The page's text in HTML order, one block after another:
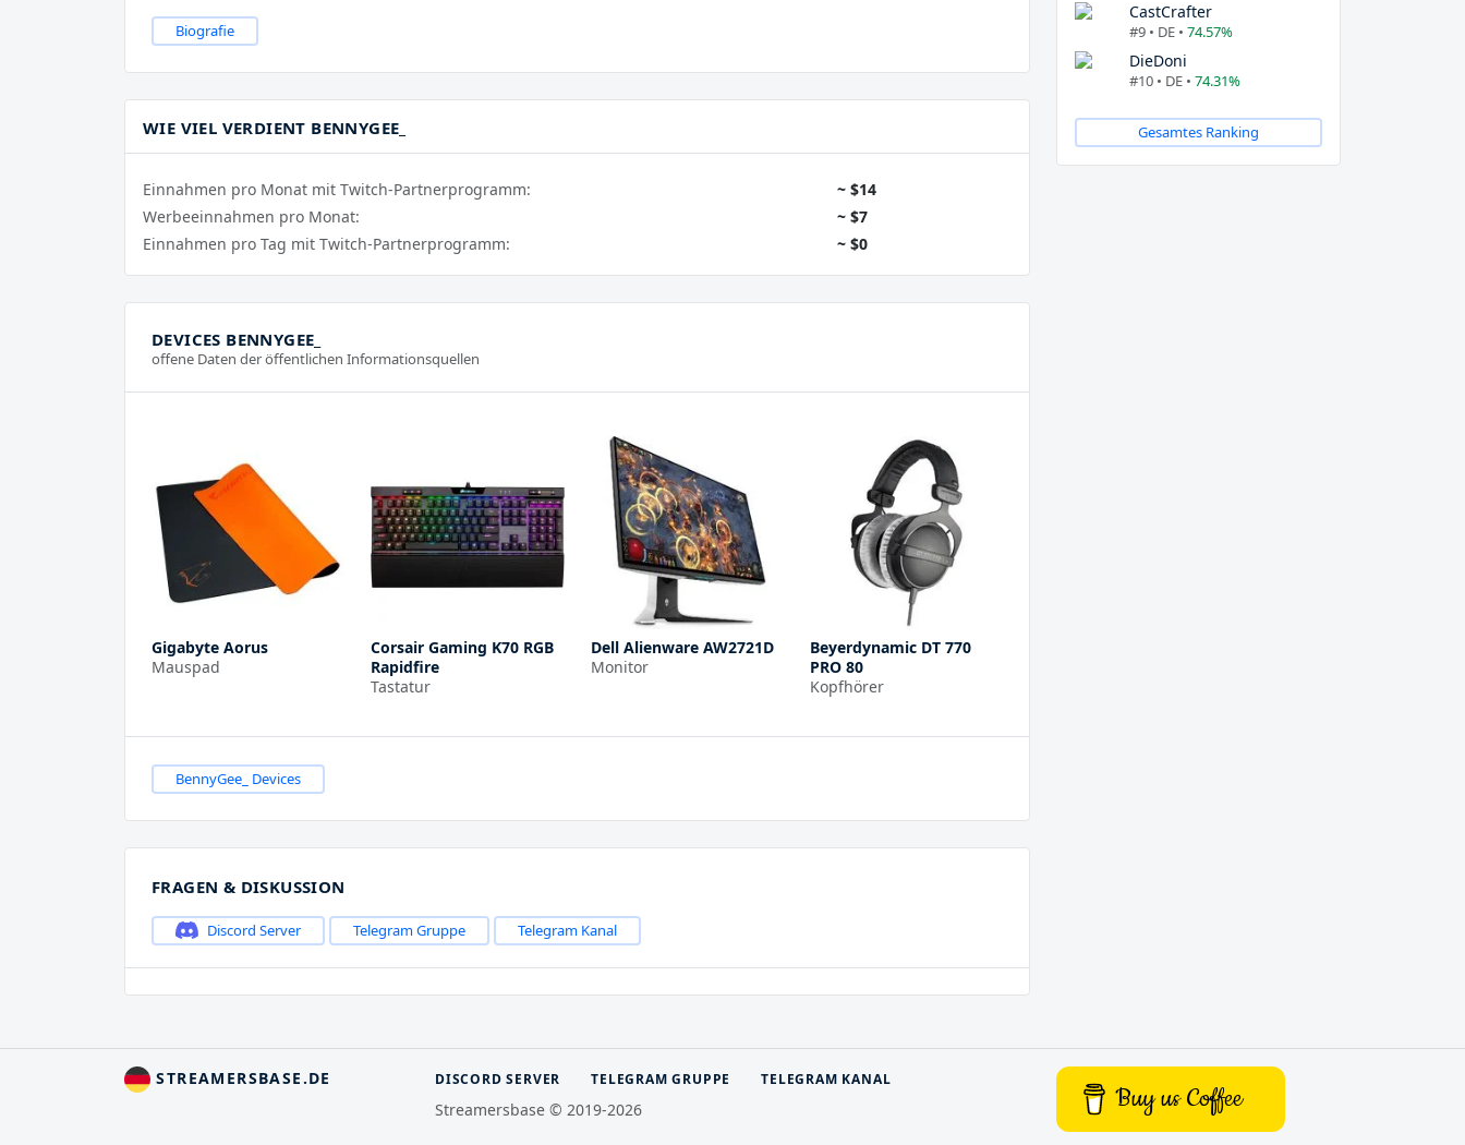
Biografie
WIE VIEL VERDIENT BENNYGEE_
Einnahmen pro Monat mit Twitch-Partnerprogramm:
~ $14
Werbeeinnahmen pro Monat:
~ $7
Einnahmen pro Tag mit Twitch-Partnerprogramm:
~ $0
DEVICES BENNYGEE_
offene Daten der öffentlichen Informationsquellen
Gigabyte Aorus
Mauspad
Corsair Gaming K70 RGB
Rapidfire
Tastatur
Dell Alienware AW2721D
Monitor
Beyerdynamic DT 770
PRO 80
Kopfhörer
BennyGee_ Devices
FRAGEN & DISKUSSION
Discord Server Telegram Gruppe Telegram Kanal
CastCrafter
#9 • DE • 74.57%
DieDoni
#10 • DE • 74.31%
Gesamtes Ranking
STREAMERSBASE.DE DISCORD SERVER TELEGRAM GRUPPE TELEGRAM KANAL
Streamersbase © 2019-2026 Buy us Coffee